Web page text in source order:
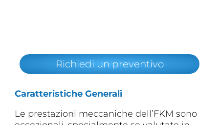
Richiedi un preventivo
Caratteristiche Generali
Le prestazioni meccaniche dell’FKM sono